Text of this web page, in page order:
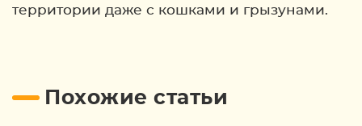
территории даже с кошками и грызунами.
Похожие статьи